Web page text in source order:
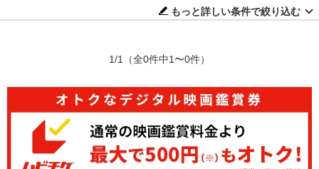
もっと詳しい条件で絞り込む
1/1 （全0件中1〜0件）